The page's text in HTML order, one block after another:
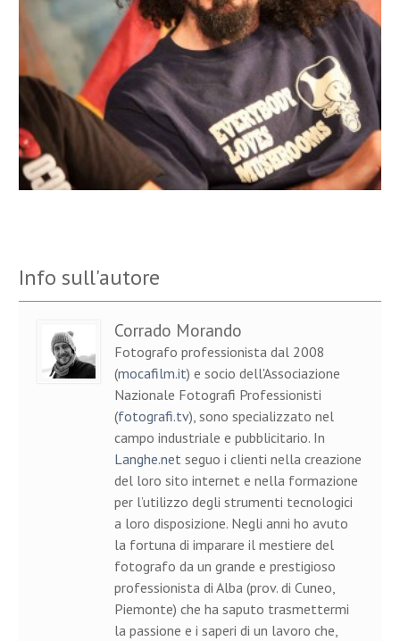
Info sull'autore
Corrado Morando
Fotografo professionista dal 2008
(mocafilm.it) e socio dell'Associazione
Nazionale Fotografi Professionisti
(fotografi.tv), sono specializzato nel
campo industriale e pubblicitario. In
Langhe.net seguo i clienti nella creazione
del loro sito internet e nella formazione
per l’utilizzo degli strumenti tecnologici
a loro disposizione. Negli anni ho avuto
la fortuna di imparare il mestiere del
fotografo da un grande e prestigioso
professionista di Alba (prov. di Cuneo,
Piemonte) che ha saputo trasmettermi
la passione e i saperi di un lavoro che,